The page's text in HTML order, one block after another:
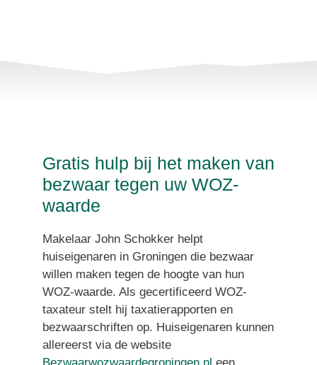
Gratis hulp bij het maken van
bezwaar tegen uw WOZ-
waarde
Makelaar John Schokker helpt
huiseigenaren in Groningen die bezwaar
willen maken tegen de hoogte van hun
WOZ-waarde. Als gecertificeerd WOZ-
taxateur stelt hij taxatierapporten en
bezwaarschriften op. Huiseigenaren kunnen
allereerst via de website
Bezwaarwozwaardegroningen.nl een